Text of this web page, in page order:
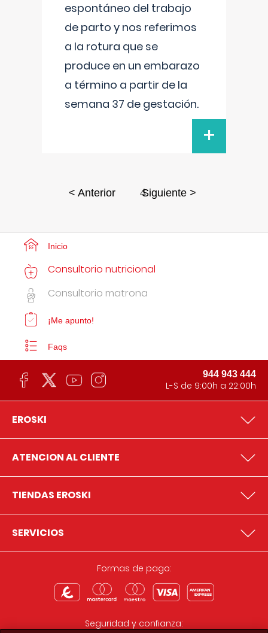
espontáneo del trabajo
de parto y nos referimos
a la rotura que se
produce en un embarazo
a término a partir de la
semana 37 de gestación.
+
< Anterior 4
Siguiente >
Inicio
Consultorio nutricional
Consultorio matrona
¡Me apunto!
Faqs
944 943 444
L-S de 9:00h a 22:00h
EROSKI
ATENCION AL CLIENTE
TIENDAS EROSKI
SERVICIOS
Formas de pago:
Seguridad y confianza: